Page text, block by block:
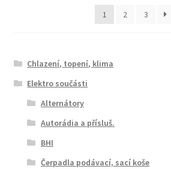
1
2 3
Chlazení, topení, klima
Elektro součásti
Alternátory
Autorádia a přísluš.
BHI
Čerpadla podávací, sací koše